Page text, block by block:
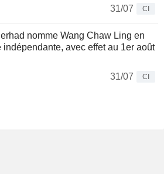
31/07
CI
nomme Wang Chaw Ling en
avec effet au 1er août
31/07
CI